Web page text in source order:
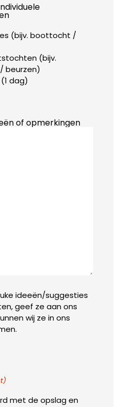
(bijv. boottocht /
(bijv.
beurzen)
dag)
of opmerkingen
ideeën/suggesties
geef ze aan ons
wij ze in ons
met de opslag en